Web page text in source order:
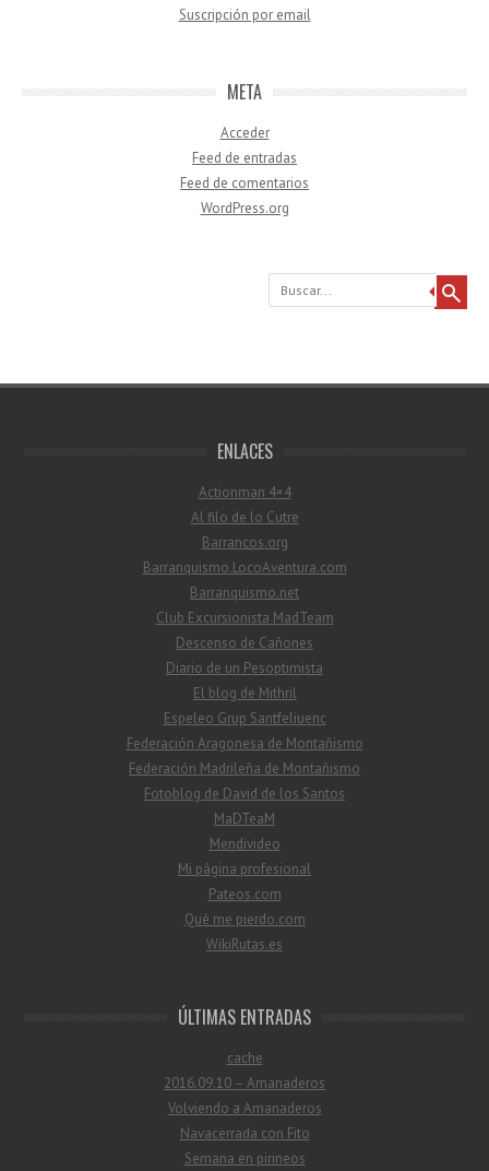
Suscripción por email
META
Acceder
Feed de entradas
Feed de comentarios
WordPress.org
Buscar
ENLACES
Actionman 4×4
Al filo de lo Cutre
Barrancos.org
Barranquismo.LocoAventura.com
Barranquismo.net
Club Excursionista MadTeam
Descenso de Cañones
Diario de un Pesoptimista
El blog de Mithril
Espeleo Grup Santfeliuenc
Federación Aragonesa de Montañismo
Federación Madrileña de Montañismo
Fotoblog de David de los Santos
MaDTeaM
Mendivideo
Mi página profesional
Pateos.com
Qué me pierdo.com
WikiRutas.es
ÚLTIMAS ENTRADAS
cache
2016.09.10 – Amanaderos
Volviendo a Amanaderos
Navacerrada con Fito
Semana en pirineos